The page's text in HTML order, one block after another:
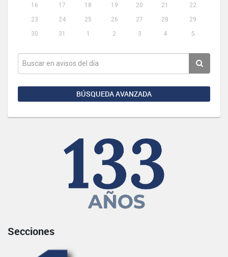
16
17 18 19 20 21
22
23
24 25 26 27 28
29
30
31 1 2 3 4 5
BÚSQUEDA AVANZADA
Secciones